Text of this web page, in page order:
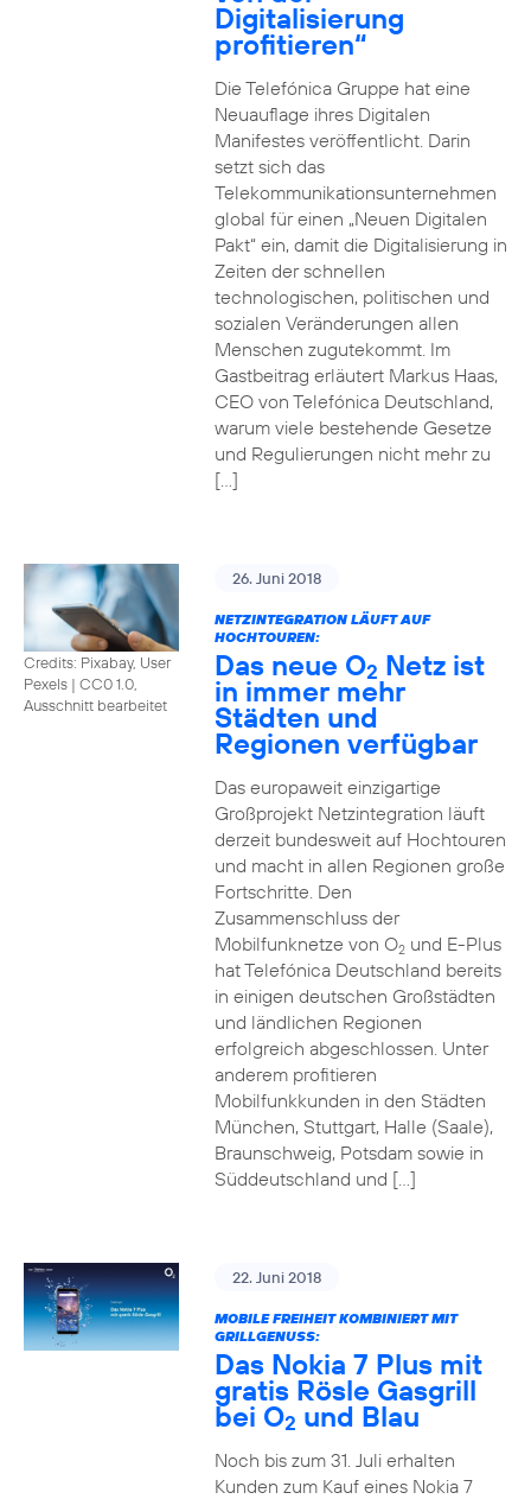
Digitalisierung
profitieren“
Die Telefónica Gruppe hat eine
Neuauflage ihres Digitalen
Manifestes veröffentlicht. Darin
setzt sich das
Telekommunikationsunternehmen
global für einen „Neuen Digitalen
Pakt“ ein, damit die Digitalisierung in
Zeiten der schnellen
technologischen, politischen und
sozialen Veränderungen allen
Menschen zugutekommt. Im
Gastbeitrag erläutert Markus Haas,
CEO von Telefónica Deutschland,
warum viele bestehende Gesetze
und Regulierungen nicht mehr zu
[…]
Credits: Pixabay, User
Pexels | CC0 1.0,
Ausschnitt bearbeitet
26. Juni 2018
NETZINTEGRATION LÄUFT AUF
HOCHTOUREN:
Das neue O2 Netz ist
in immer mehr
Städten und
Regionen verfügbar
Das europaweit einzigartige
Großprojekt Netzintegration läuft
derzeit bundesweit auf Hochtouren
und macht in allen Regionen große
Fortschritte. Den
Zusammenschluss der
Mobilfunknetze von O2und E-Plus
hat Telefónica Deutschland bereits
in einigen deutschen Großstädten
und ländlichen Regionen
erfolgreich abgeschlossen. Unter
anderem profitieren
Mobilfunkkunden in den Städten
München, Stuttgart, Halle (Saale),
Braunschweig, Potsdam sowie in
Süddeutschland und […]
22. Juni 2018
MOBILE FREIHEIT KOMBINIERT MIT
GRILLGENUSS:
Das Nokia 7 Plus mit
gratis Rösle Gasgrill
bei O2 und Blau
Noch bis zum 31. Juli erhalten
Kunden zum Kauf eines Nokia 7